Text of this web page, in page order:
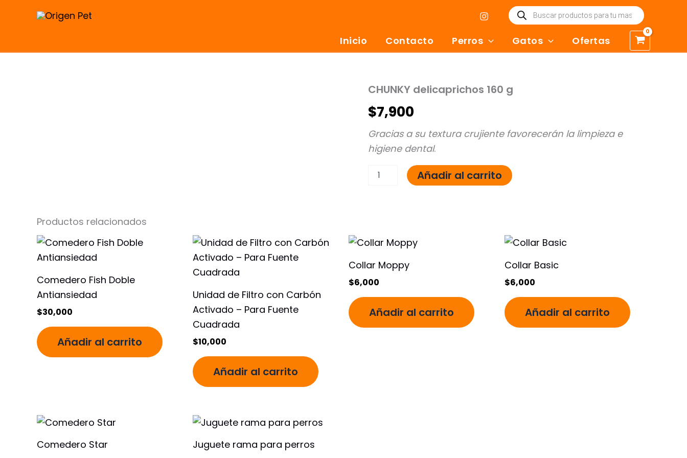
Búsqueda
de
Inicio Contacto Perros Gatos Ofertas
CHUNKY delicaprichos 160 g
$7,900
Gracias a su textura crujiente favorecerán la limpieza e
higiene dental.
CHUNKY
160
g
cantidad
Añadir al carrito
Productos relacionados
Comedero Fish Doble
Antiansiedad
$30,000
Añadir al carrito
Unidad de Filtro con Carbón
Activado – Para Fuente
Cuadrada
$10,000
Añadir al carrito
Collar Moppy
$6,000
Añadir al carrito
Collar Basic
$6,000
Añadir al carrito
Comedero Star Juguete rama para perros